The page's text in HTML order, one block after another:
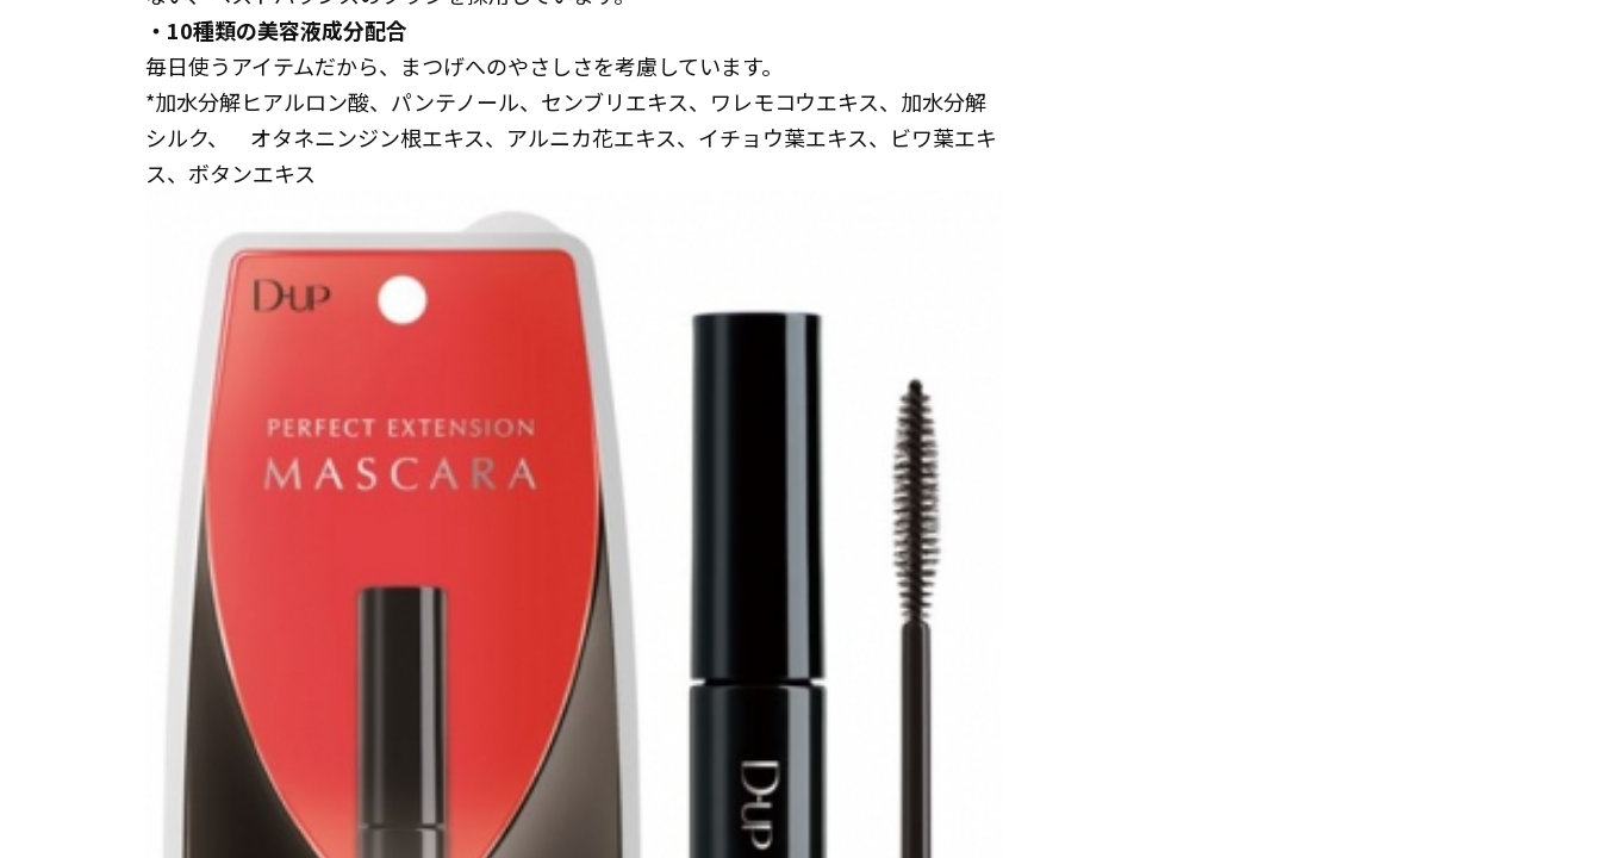
・10種類の美容液成分配合
毎日使うアイテムだから、まつげへのやさしさを考慮しています。
*加水分解ヒアルロン酸、パンテノール、センブリエキス、ワレモコウエキス、加水分解
シルク、 オタネニンジン根エキス、アルニカ花エキス、イチョウ葉エキス、ビワ葉エキ
ス、ボタンエキス